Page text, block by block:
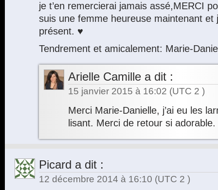
je t’en remercierai jamais assé,MERCI
suis une femme heureuse maintenant et
présent. ♥
Tendrement et amicalement: Marie-
Arielle Camille a dit :
15 janvier 2015 à 16:02 (UTC 2 )
Merci Marie-Danielle, j’ai eu les
lisant. Merci de retour si adorable.
Picard a dit :
12 décembre 2014 à 16:10 (UTC 2 )